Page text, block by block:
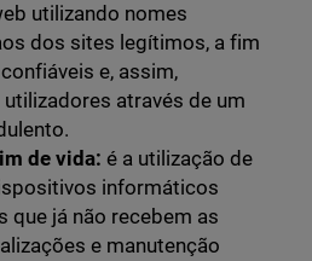
utilizando nomes
dos sites legítimos, a fim
e, assim,
através de um
de vida: é a utilização de
informáticos
que já não recebem as
e manutenção